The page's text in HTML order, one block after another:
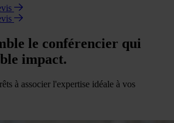
le conférencier qui
impact.
à associer l'expertise idéale à vos